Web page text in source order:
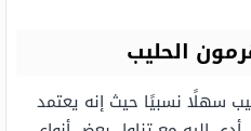
الحليب
سهلًا نسبيًا حيث إنه يعتمد